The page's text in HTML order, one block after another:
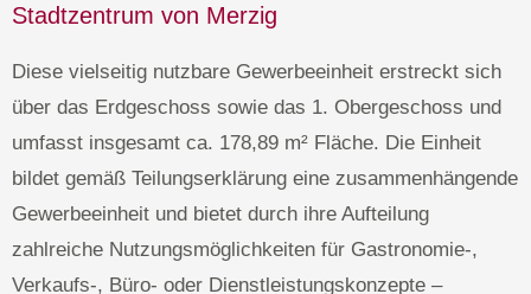
Stadtzentrum von Merzig
Diese vielseitig nutzbare Gewerbeeinheit erstreckt sich
über das Erdgeschoss sowie das 1. Obergeschoss und
umfasst insgesamt ca. 178,89 m² Fläche. Die Einheit
bildet gemäß Teilungserklärung eine zusammenhängende
Gewerbeeinheit und bietet durch ihre Aufteilung
zahlreiche Nutzungsmöglichkeiten für Gastronomie-,
Verkaufs-, Büro- oder Dienstleistungskonzepte –